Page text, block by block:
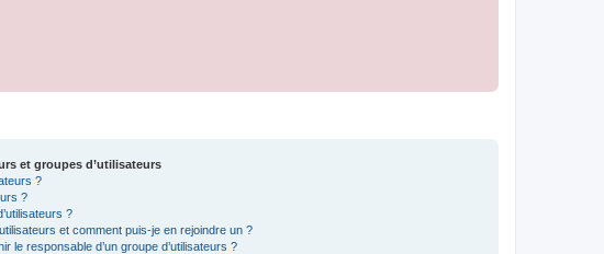
et groupes d’utilisateurs
?
?
?
et comment puis-je en rejoindre un ?
le responsable d’un groupe d’utilisateurs ?